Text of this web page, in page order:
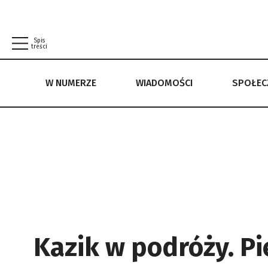
Spis
treści
W NUMERZE WIADOMOŚCI
W NUMERZE WIADOMOŚCI SPOŁECZEŃSTWO
Kazik w podróży.